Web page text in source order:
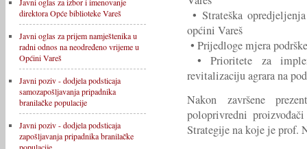
direktora Opće biblioteke Vareš
Javni oglas za prijem namještenika u
radni odnos na neodređeno vrijeme u
Općini Vareš
Javni poziv - dodjela podsticaja
samozapošljavanja pripadnika
branilačke populacije
Javni poziv - dodjela podsticaja
zapošljavanja pripadnika branilačke
• Strateška
općini Vareš
• Prijedloge mjera
• Prioritete za
revitalizaciju agrara na
Nakon završene
poloprivredni
Strategije na koje je prof.